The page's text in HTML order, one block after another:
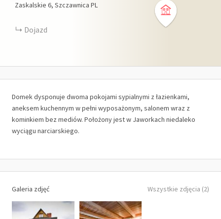
Zaskalskie 6 Szczawnica PL
Dojazd
Domek dysponuje dwoma pokojami sypialnymi z łazienkami,
aneksem kuchennym w pełni wyposażonym, salonem wraz z
kominkiem bez mediów. Położony jest w Jaworkach niedaleko
wyciągu narciarskiego.
Galeria zdjęć Wszystkie zdjęcia (2)